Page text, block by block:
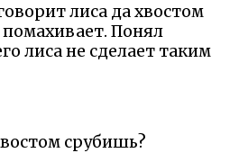
лиса да хвостом
Понял
лиса не сделает таким
срубишь?